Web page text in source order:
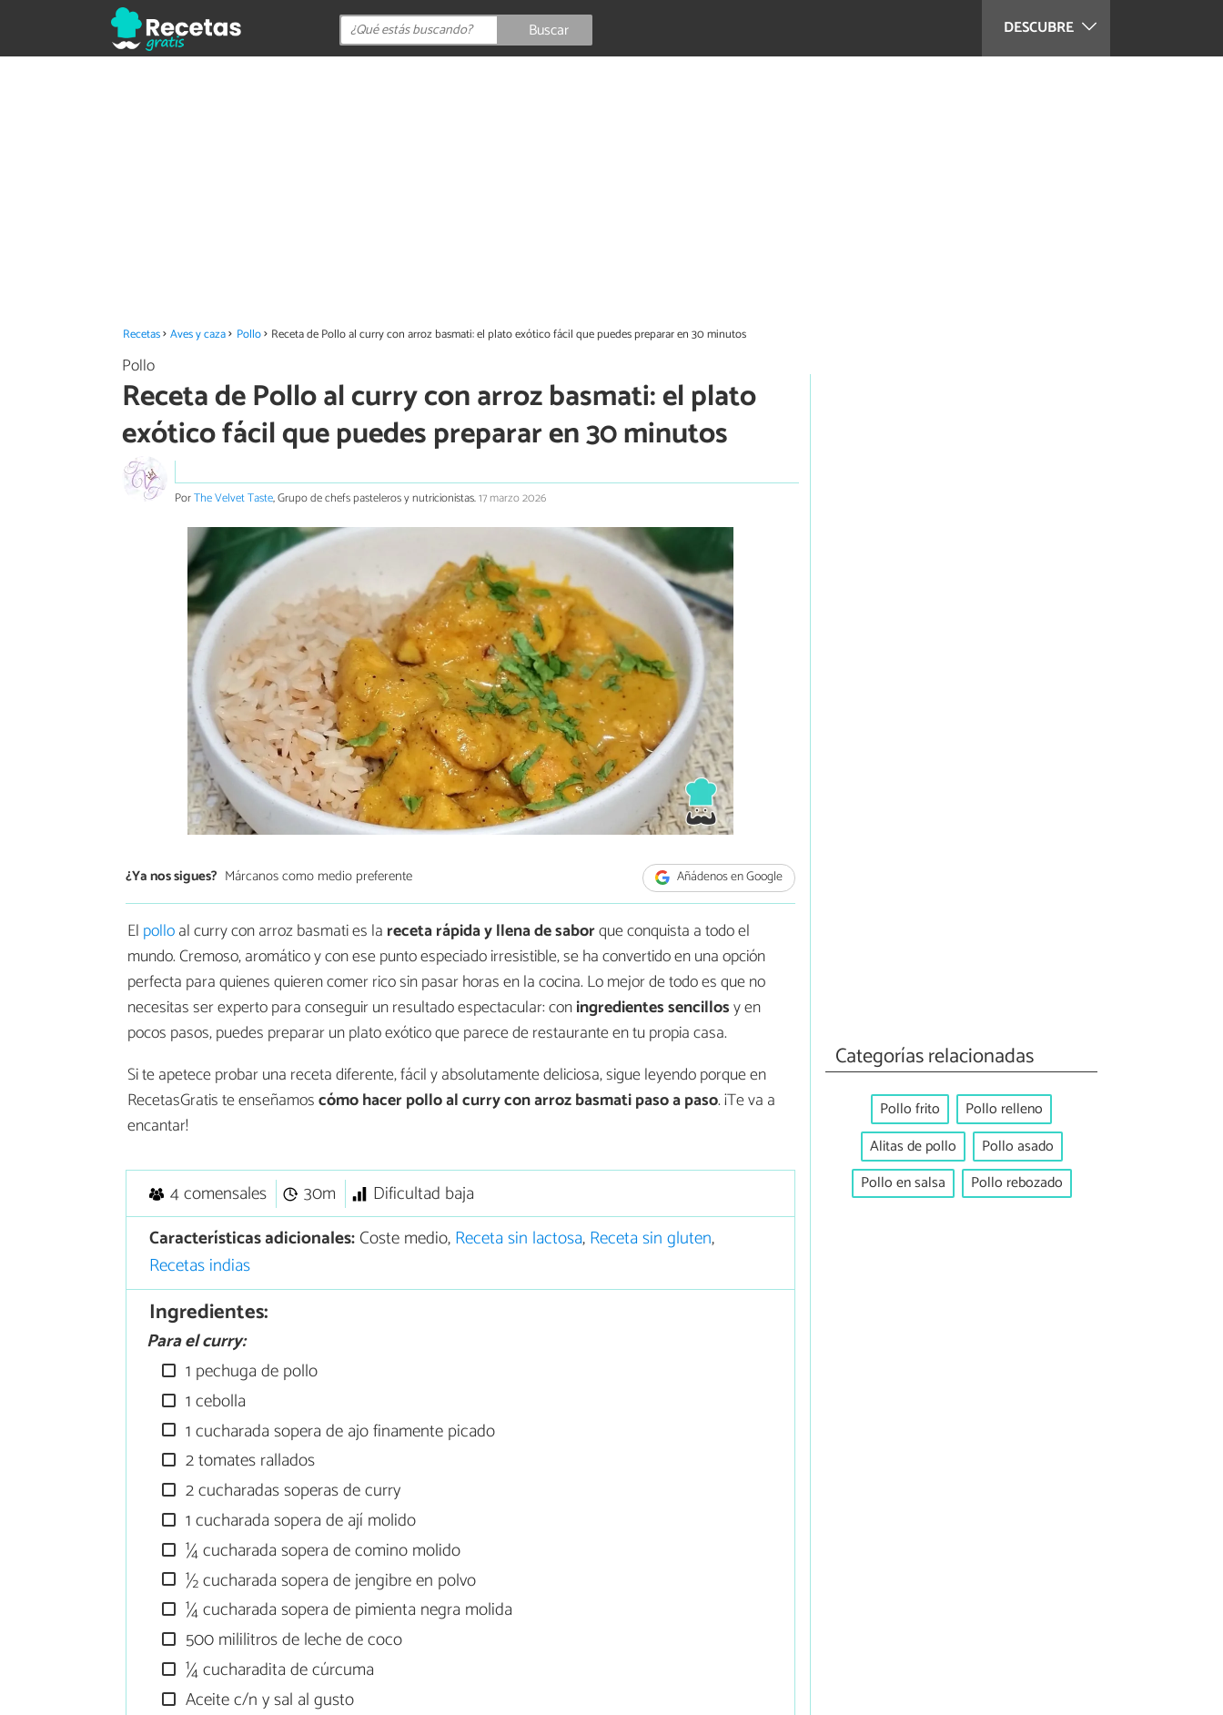
DESCUBRE
Buscar
Recetas Aves y caza Pollo Receta de Pollo al curry con arroz basmati: el plato exótico fácil que puedes preparar en 30 minutos
Pollo
Receta de Pollo al curry con arroz basmati: el plato
exótico fácil que puedes preparar en 30 minutos
PorThe Velvet Taste, Grupo de chefs pasteleros y nutricionistas.17 marzo 2026
¿Ya nos sigues? Márcanos como medio preferente Añádenos en Google
El polloal curry con arroz basmati es la receta rápida y llena de saborque conquista a todo el
mundo. Cremoso, aromático y con ese punto especiado irresistible, se ha convertido en una opción
perfecta para quienes quieren comer rico sin pasar horas en la cocina. Lo mejor de todo es que no
necesitas ser experto para conseguir un resultado espectacular: coningredientes sencillosy en
pocos pasos, puedes preparar un plato exótico que parece de restaurante en tu propia casa.
Si te apetece probar una receta diferente, fácil y absolutamente deliciosa, sigue leyendo porque en
RecetasGratis te enseñamoscómo hacer pollo al curry con arroz basmati paso a paso. ¡Te va a
encantar!
4 comensales 30m
Dificultad baja
Características adicionales:Coste medio,Receta sin lactosa,Receta sin gluten,
Recetas indias
Ingredientes:
Para el curry:
1 pechuga de pollo
1 cebolla
1 cucharada sopera de ajo finamente picado
2 tomates rallados
2 cucharadas soperas de curry
1 cucharada sopera de ají molido
¼ cucharada sopera de comino molido
½ cucharada sopera de jengibre en polvo
¼ cucharada sopera de pimienta negra molida
500 mililitros de leche de coco
¼ cucharadita de cúrcuma
Aceite c/n y sal al gusto
Categorías relacionadas
Pollo frito
Pollo relleno
Alitas de pollo
Pollo asado
Pollo en salsa
Pollo rebozado